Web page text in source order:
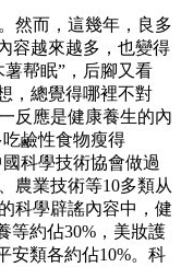
而，這幾年，良多
容越來越多，也變得
帮眠”，后腳又看
，總覺得哪裡不對
反應是健康養生的內
鹼性食物瘦得
科學技術協會做過
農業技術等10多類从
科學辟謠內容中，健
等約佔30%，美妝護
安類各約佔10%。科